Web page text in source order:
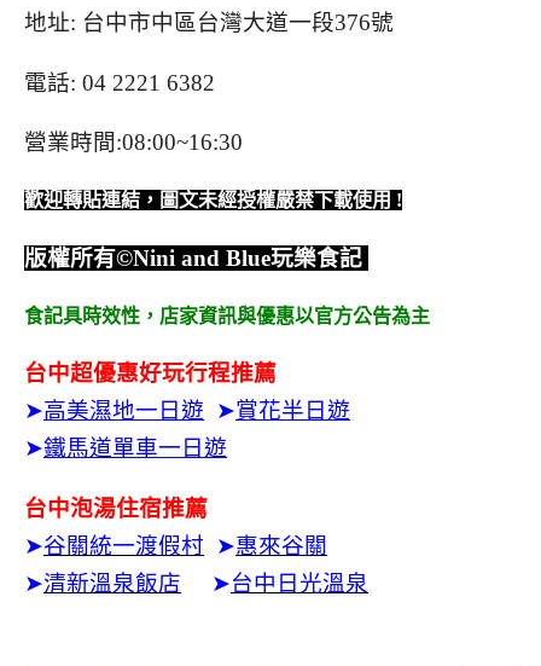
地址: 台中市中區台灣大道一段376號
電話: 04 2221 6382
營業時間:08:00~16:30
歡迎轉貼連結，圖文未經授權嚴禁下載使用 !
版權所有©Nini and Blue玩樂食記
食記具時效性， 店家資訊與優惠以官方公告為主
台中超優惠好玩行程推薦
➤高美濕地一日遊 ➤賞花半日遊
➤鐵馬道單車一日遊
台中泡湯住宿推薦
➤谷關統一渡假村 ➤惠來谷關
➤清新溫泉飯店 ➤台中日光溫泉